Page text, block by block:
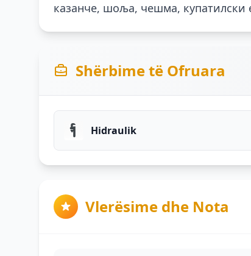
казанче, шоља, чешма, купатилски
Shërbime të Ofruara
Hidraulik
Vlerësime dhe Nota